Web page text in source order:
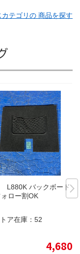
カテゴリの 商品を探す
L880K バックボード
ロー割OK
ア在庫： 52
4,680